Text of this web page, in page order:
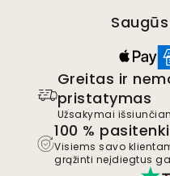
Greitas ir
pristatymas
Užsakymai
100 %
Visiems savo
grąžinti neįdiegtus